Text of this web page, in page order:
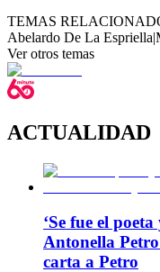
TEMAS
Abelardo De La Espriella|
Ver otros temas
ACTUALIDAD
‘Se fue el
Antonella
carta a Petro